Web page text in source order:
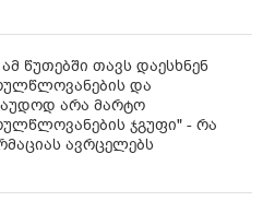
ამ წუთებში თავს დაესხნენ
და
არა მარტო
ჯგუფი" - რა
ავრცელებს